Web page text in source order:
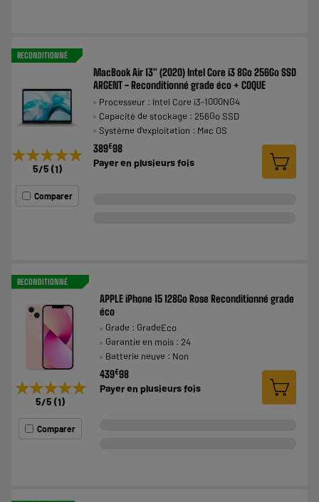
RECONDITIONNÉ
★★★★★
★★★★★
5/5 (1)
Comparer
MacBook Air 13" (2020) Intel Core i3 8Go 256Go SSD
ARGENT - Reconditionné grade éco + COQUE
Processeur : Intel Core i3-1000NG4
Capacité de stockage : 256Go SSD
Système d'exploitation : Mac OS
389€98
Payer en plusieurs fois
RECONDITIONNÉ
★★★★★
★★★★★
5/5 (1)
Comparer
APPLE iPhone 15 128Go Rose Reconditionné grade
éco
Grade : GradeEco
Garantie en mois : 24
Batterie neuve : Non
439€98
Payer enplusieurs fois